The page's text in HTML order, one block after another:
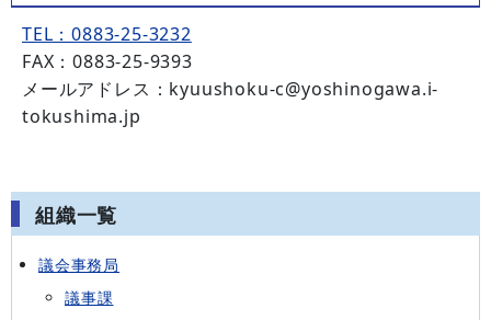
TEL：0883-25-3232
FAX：0883-25-9393
メールアドレス：kyuushoku-c@yoshinogawa.i-
tokushima.jp
組織一覧
議会事務局
議事課